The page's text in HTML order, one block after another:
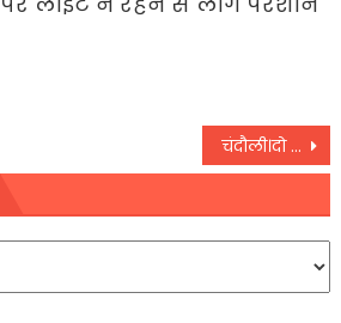
चंदौली।दो दिवसीय खेल प्रतियोगिता का आयोजन